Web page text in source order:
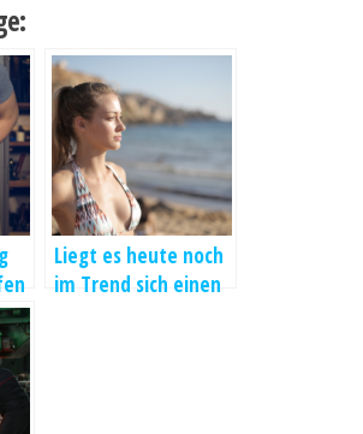
Liegt es heute noch
im Trend sich einen